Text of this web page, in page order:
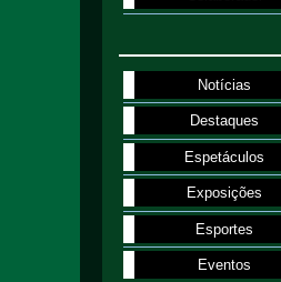
Notícias
Destaques
Espetáculos
Exposições
Esportes
Eventos